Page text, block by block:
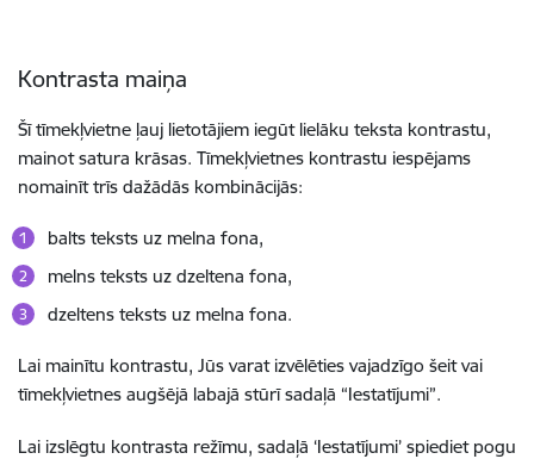
Kontrasta maiņa
Šī tīmekļvietne ļauj lietotājiem iegūt lielāku teksta kontrastu,
mainot satura krāsas. Tīmekļvietnes kontrastu iespējams
nomainīt trīs dažādās kombinācijās:
balts teksts uz melna fona,
melns teksts uz dzeltena fona,
dzeltens teksts uz melna fona.
Lai mainītu kontrastu, Jūs varat izvēlēties vajadzīgo šeit vai
tīmekļvietnes augšējā labajā stūrī sadaļā “Iestatījumi”.
Lai izslēgtu kontrasta režīmu, sadaļā ‘Iestatījumi’ spiediet pogu